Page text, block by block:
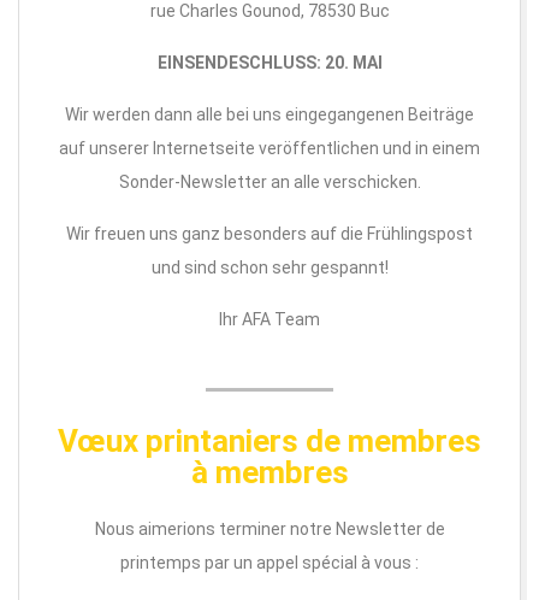
rue Charles Gounod, 78530 Buc
EINSENDESCHLUSS: 20. MAI
Wir werden dann alle bei uns eingegangenen Beiträge
auf unserer Internetseite veröffentlichen und in einem
Sonder-Newsletter an alle verschicken.
Wir freuen uns ganz besonders auf die Frühlingspost
und sind schon sehr gespannt!
Ihr AFA Team
Vœux printaniers de membres
à membres
Nous aimerions terminer notre Newsletter de
printemps par un appel spécial à vous :